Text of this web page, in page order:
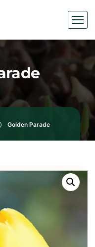
Golden Parade